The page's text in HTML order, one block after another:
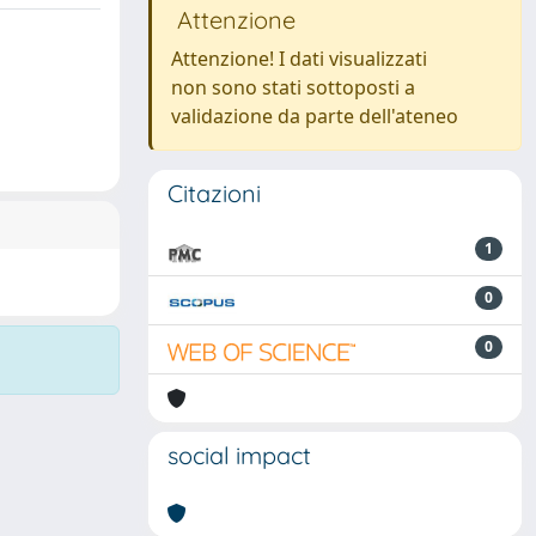
Attenzione
Attenzione! I dati visualizzati
non sono stati sottoposti a
validazione da parte dell'ateneo
Citazioni
1
0
0
social impact